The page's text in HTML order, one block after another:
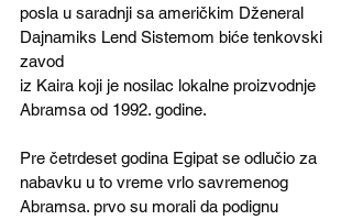
posla u saradnji sa američkim Dženeral
Dajnamiks Lend Sistemom biće tenkovski
zavod
iz Kaira koji je nosilac lokalne proizvodnje
Abramsa od 1992. godine.
Pre četrdeset godina Egipat se odlučio za
nabavku u to vreme vrlo savremenog
Abramsa. prvo su morali da podignu